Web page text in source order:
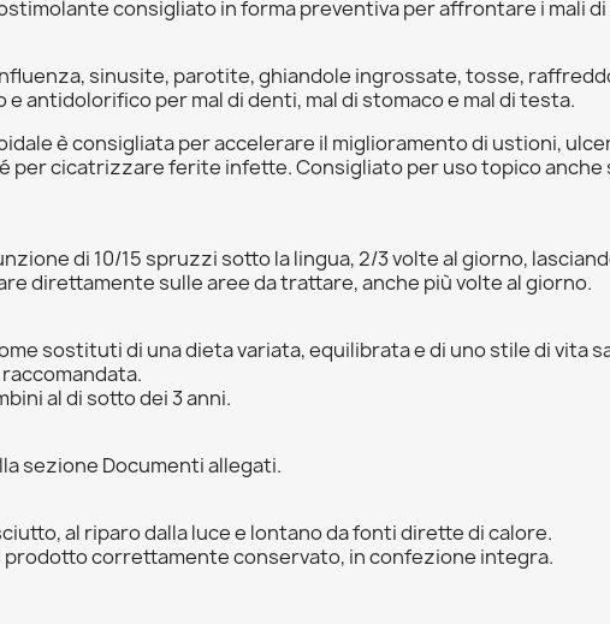
consigliato in forma preventiva per affrontare i mali
sinusite, parotite, ghiandole ingrossate, tosse,
antidolorifico per mal di denti, mal di stomaco e mal di testa.
è consigliata per accelerare il miglioramento di ustioni,
per cicatrizzare ferite infette. Consigliato per uso topico
di 10/15 spruzzi sotto la lingua, 2/3 volte al giorno,
direttamente sulle aree da trattare, anche più volte al giorno.
sostituti di una dieta variata, equilibrata e di uno stile di vita
al di sotto dei 3 anni.
sezione Documenti allegati.
al riparo dalla luce e lontano da fonti dirette di calore.
prodotto correttamente conservato, in confezione integra.